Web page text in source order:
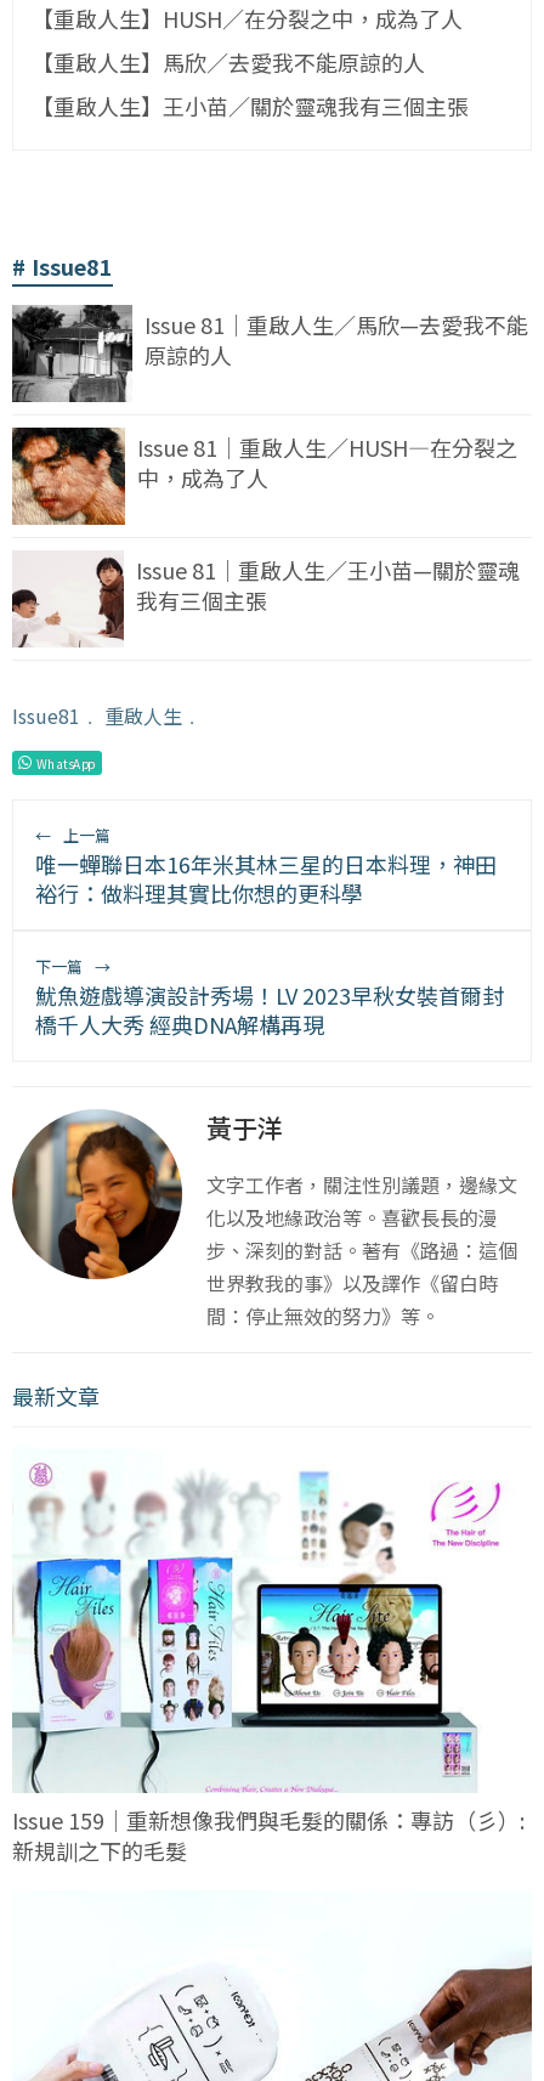
【重啟人生】HUSH／在分裂之中，成為了人
【重啟人生】馬欣／去愛我不能原諒的人
【重啟人生】王小苗／關於靈魂我有三個主張
Issue81
Issue 81｜重啟人生／馬欣—去愛我不能
原諒的人
Issue 81｜重啟人生／HUSH—在分裂之
中，成為了人
Issue 81｜重啟人生／王小苗—關於靈魂
我有三個主張
Issue81 ﹒ 重啟人生 ﹒
WhatsApp
← 上一篇
唯一蟬聯日本16年米其林三星的日本料理，神田
裕行：做料理其實比你想的更科學
下一篇 →
魷魚遊戲導演設計秀場！LV 2023早秋女裝首爾封
橋千人大秀 經典DNA解構再現
黃于洋
文字工作者，關注性別議題，邊緣文
化以及地緣政治等。喜歡長長的漫
步、深刻的對話。著有《路過：這個
世界教我的事》以及譯作《留白時
間：停止無效的努力》等。
最新文章
Issue 159｜重新想像我們與毛髮的關係：專訪（彡）:
新規訓之下的毛髮